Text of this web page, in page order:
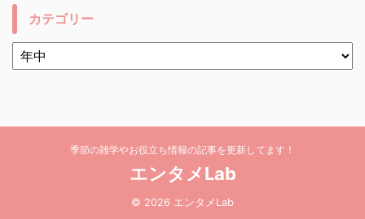
カテゴリー
季節の雑学やお役立ち情報の記事を更新してます！
エンタメLab
© 2026 エンタメLab